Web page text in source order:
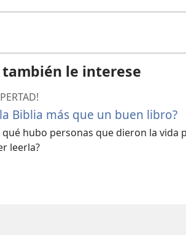
también le interese
la Biblia más que un buen libro?
qué hubo personas que dieron la vida
leerla?